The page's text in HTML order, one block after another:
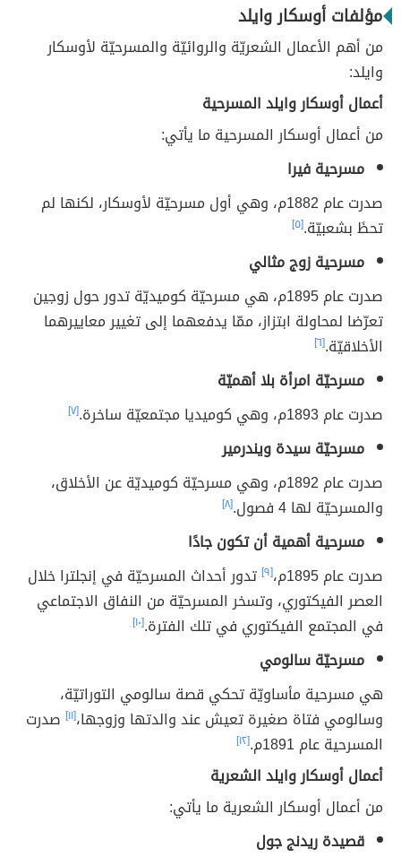
مؤلفات أوسكار وايلد
من أهم الأعمال الشعريّة والروائيّة والمسرحيّة لأوسكار
وايلد:
أعمال أوسكار وايلد المسرحية
من أعمال أوسكار المسرحية ما يأتي:
مسرحية فيرا
صدرت عام 1882م، وهي أول مسرحيّة لأوسكار، لكنها لم
تحظَ بشعبيّة.[٥]
مسرحية زوج مثالي
صدرت عام 1895م، هي مسرحيّة كوميديّة تدور حول زوجين
تعرّضا لمحاولة ابتزاز، ممّا يدفعهما إلى تغيير معاييرهما
الأخلاقيّة.[٦]
مسرحيّة امرأة بلا أهميّة
صدرت عام 1893م، وهي كوميديا مجتمعيّة ساخرة.
[٧]
مسرحيّة سيدة ويندرمير
صدرت عام 1892م، وهي مسرحيّة كوميديّة عن الأخلاق،
والمسرحيّة لها 4 فصول.
[٨]
مسرحية أهمية أن تكون جادًا
صدرت عام 1895م،
[٩]
تدور أحداث المسرحيّة في إنجلترا خلال
العصر الفيكتوري، وتسخر المسرحيّة من النفاق الاجتماعي
في المجتمع الفيكتوري في تلك الفترة.[١٠]
مسرحيّة سالومي
هي مسرحية مأساويّة تحكي قصة سالومي التوراتيّة،
وسالومي فتاة صغيرة تعيش عند والدتها وزوجها،[١١]
صدرت
المسرحية عام 1891م.
[١٢]
أعمال أوسكار وايلد الشعرية
من أعمال أوسكار الشعرية ما يأتي:
قصيدة ريدنج جول